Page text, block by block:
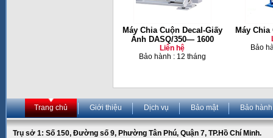
Máy Chia Cuộn Decal-Giấy
Ảnh DASQ/350— 1600
Liên hệ
Bảo hành : 12 tháng
Máy Chia
Bảo
Trang chủ Giới thiệu Dịch vụ Bảo mật Bảo hành
Trụ sở 1: Số 150, Đường số 9, Phường Tân Phú, Quận 7, TP.Hồ Chí Minh.